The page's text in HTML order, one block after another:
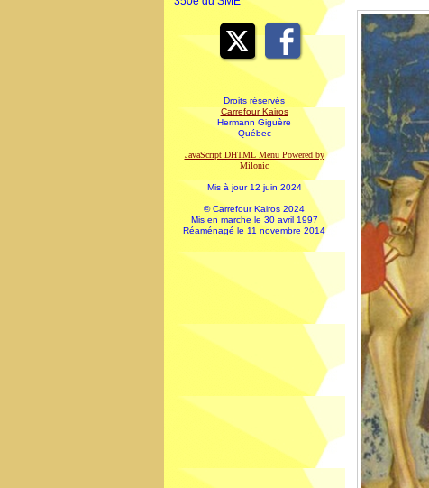
Droits réservés
Carrefour Kairos
Hermann Giguère
Québec
JavaScript DHTML Menu Powered by
Milonic
Mis à jour 12 juin 2024
© Carrefour Kairos 2024
Mis en marche le 30 avril 1997
Réaménagé le 11 novembre 2014